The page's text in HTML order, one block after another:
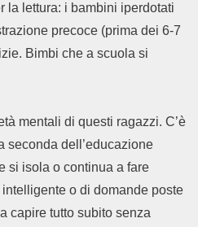
la lettura: i bambini iperdotati
precoce (prima dei 6-7
Bimbi che a scuola si
mentali di questi ragazzi. C’è
seconda dell’educazione
si isola o continua a fare
o di domande poste
capire tutto subito senza